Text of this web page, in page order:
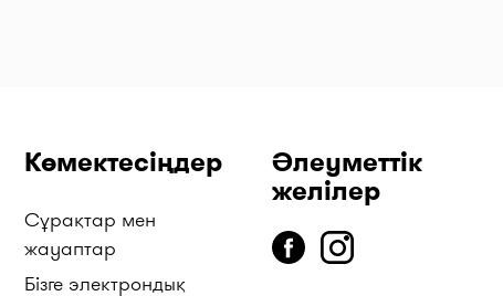
Көмектесіңдер
Сұрақтар мен
жауаптар
Бізге электрондық
Әлеуметтік
желілер